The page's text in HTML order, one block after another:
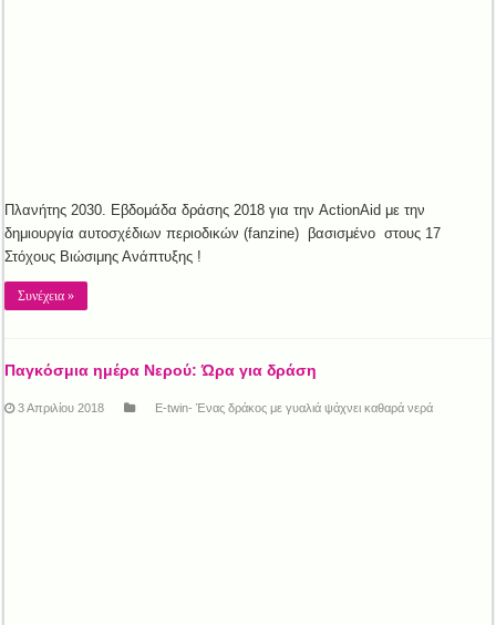
Πλανήτης 2030. Εβδομάδα δράσης 2018 για την ActionAid με την
δημιουργία αυτοσχέδιων περιοδικών (fanzine) βασισμένο στους 17
Στόχους Βιώσιμης Ανάπτυξης !
Συνέχεια »
Παγκόσμια ημέρα Νερού: Ώρα για δράση
3 Απριλίου 2018 E-twin- Ένας δράκος με γυαλιά ψάχνει καθαρά νερά